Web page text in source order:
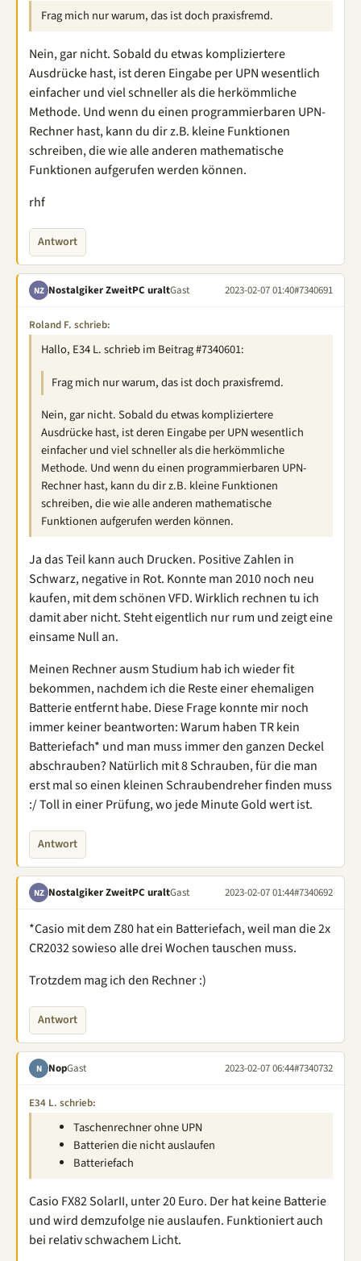
Frag mich nur warum, das ist doch praxisfremd.
Nein, gar nicht. Sobald du etwas kompliziertere
Ausdrücke hast, ist deren Eingabe per UPN wesentlich
einfacher und viel schneller als die herkömmliche
Methode. Und wenn du einen programmierbaren UPN-
Rechner hast, kann du dir z.B. kleine Funktionen
schreiben, die wie alle anderen mathematische
Funktionen aufgerufen werden können.
rhf
Antwort
NZ Nostalgiker ZweitPC uraltGast 2023-02-07 01:40#7340691
Roland F. schrieb:
Hallo, E34 L. schrieb im Beitrag #7340601:
Frag mich nur warum, das ist doch praxisfremd.
Nein, gar nicht. Sobald du etwas kompliziertere
Ausdrücke hast, ist deren Eingabe per UPN wesentlich
einfacher und viel schneller als die herkömmliche
Methode. Und wenn du einen programmierbaren UPN-
Rechner hast, kann du dir z.B. kleine Funktionen
schreiben, die wie alle anderen mathematische
Funktionen aufgerufen werden können.
Ja das Teil kann auch Drucken. Positive Zahlen in
Schwarz, negative in Rot. Konnte man 2010 noch neu
kaufen, mit dem schönen VFD. Wirklich rechnen tu ich
damit aber nicht. Steht eigentlich nur rum und zeigt eine
einsame Null an.
Meinen Rechner ausm Studium hab ich wieder fit
bekommen, nachdem ich die Reste einer ehemaligen
Batterie entfernt habe. Diese Frage konnte mir noch
immer keiner beantworten: Warum haben TR kein
Batteriefach* und man muss immer den ganzen Deckel
abschrauben? Natürlich mit 8 Schrauben, für die man
erst mal so einen kleinen Schraubendreher finden muss
:/ Toll in einer Prüfung, wo jede Minute Gold wert ist.
Antwort
NZ Nostalgiker ZweitPC uraltGast 2023-02-07 01:44#7340692
*Casio mit dem Z80 hat ein Batteriefach, weil man die 2x
CR2032 sowieso alle drei Wochen tauschen muss.
Trotzdem mag ich den Rechner :)
Antwort
N NopGast 2023-02-07 06:44#7340732
E34 L. schrieb:
Taschenrechner ohne UPN
Batterien die nicht auslaufen
Batteriefach
Casio FX82 SolarII, unter 20 Euro. Der hat keine Batterie
und wird demzufolge nie auslaufen. Funktioniert auch
bei relativ schwachem Licht.